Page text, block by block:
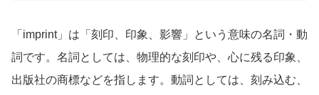
「imprint」は「刻印、印象、影響」という意味の名詞・動
詞です。名詞としては、物理的な刻印や、心に残る印象、
出版社の商標などを指します。動詞としては、刻み込む、